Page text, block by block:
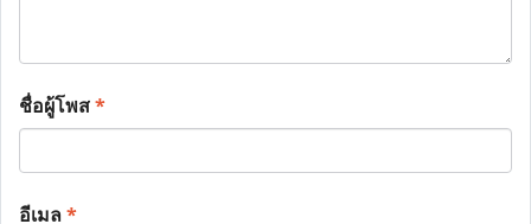
ชื่อผู้โพส*
อีเมล*